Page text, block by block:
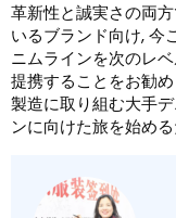
革新性と誠実さの両
いるブランド向け, 今
ニムラインを次のレ
提携することをお勧
製造に取り組む大手
ンに向けた旅を始め